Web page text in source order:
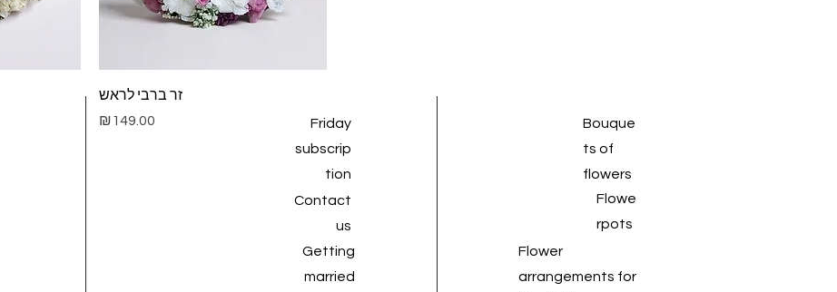
זר ברבי לראש
Price
₪149.00
Friday
subscrip
tion
Contact
us
Getting
married
Bouque
ts of
flowers
Flowe
rpots
Flower
arrangements for